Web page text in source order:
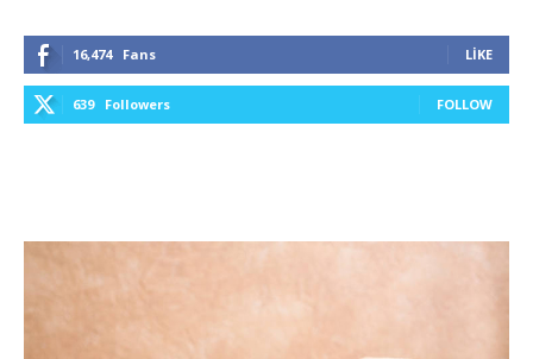
16,474 Fans LIKE
639 Followers FOLLOW